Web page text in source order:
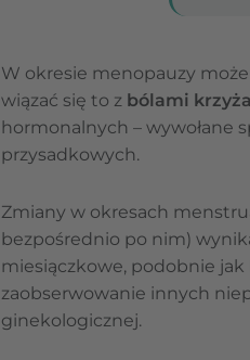
W okresie menopauzy
wiązać się to z bólami
hormonalnych – wywołane
przysadkowych.
Zmiany w okresach
bezpośrednio po nim)
miesiączkowe, podobnie
zaobserwowanie innych
ginekologicznej.